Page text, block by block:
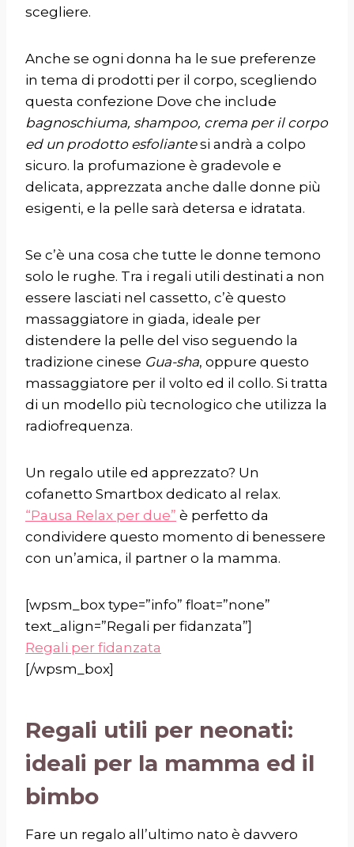
scegliere.
Anche se ogni donna ha le sue preferenze
in tema di prodotti per il corpo, scegliendo
questa confezione Dove che include
bagnoschiuma, shampoo, crema per il corpo
ed un prodotto esfoliantesi andrà a colpo
sicuro. la profumazione è gradevole e
delicata, apprezzata anche dalle donne più
esigenti, e la pelle sarà detersa e idratata.
Se c’è una cosa che tutte le donne temono
solo le rughe. Tra i regali utili destinati a non
essere lasciati nel cassetto, c’è questo
massaggiatore in giada, ideale per
distendere la pelle del viso seguendo la
tradizione cinese Gua-sha, oppure questo
massaggiatore per il volto ed il collo. Si tratta
di un modello più tecnologico che utilizza la
radiofrequenza.
Un regalo utile ed apprezzato? Un
cofanetto Smartbox dedicato al relax.
“Pausa Relax per due” è perfetto da
condividere questo momento di benessere
con un’amica, il partner o la mamma.
[wpsm_box type=”info” float=”none”
text_align=”Regali per fidanzata”]
Regali per fidanzata
[/wpsm_box]
Regali utili per neonati:
ideali per la mamma ed il
bimbo
Fare un regalo all’ultimo nato è davvero